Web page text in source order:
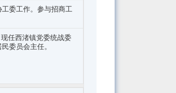
委工作。参与招商工
任西渚镇党委统战委
委员会主任。